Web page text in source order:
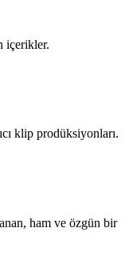
içerikler.
klip prodüksiyonları.
ham ve özgün bir